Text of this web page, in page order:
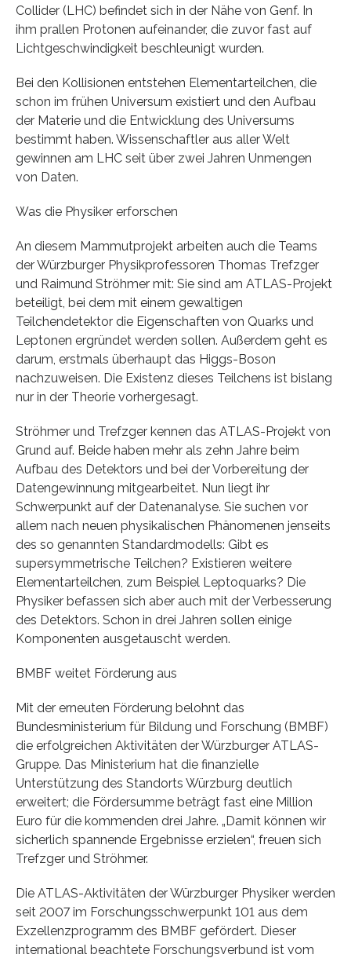
Collider (LHC) befindet sich in der Nähe von Genf. In
ihm prallen Protonen aufeinander, die zuvor fast auf
Lichtgeschwindigkeit beschleunigt wurden.
Bei den Kollisionen entstehen Elementarteilchen, die
schon im frühen Universum existiert und den Aufbau
der Materie und die Entwicklung des Universums
bestimmt haben. Wissenschaftler aus aller Welt
gewinnen am LHC seit über zwei Jahren Unmengen
von Daten.
Was die Physiker erforschen
An diesem Mammutprojekt arbeiten auch die Teams
der Würzburger Physikprofessoren Thomas Trefzger
und Raimund Ströhmer mit: Sie sind am ATLAS-Projekt
beteiligt, bei dem mit einem gewaltigen
Teilchendetektor die Eigenschaften von Quarks und
Leptonen ergründet werden sollen. Außerdem geht es
darum, erstmals überhaupt das Higgs-Boson
nachzuweisen. Die Existenz dieses Teilchens ist bislang
nur in der Theorie vorhergesagt.
Ströhmer und Trefzger kennen das ATLAS-Projekt von
Grund auf. Beide haben mehr als zehn Jahre beim
Aufbau des Detektors und bei der Vorbereitung der
Datengewinnung mitgearbeitet. Nun liegt ihr
Schwerpunkt auf der Datenanalyse. Sie suchen vor
allem nach neuen physikalischen Phänomenen jenseits
des so genannten Standardmodells: Gibt es
supersymmetrische Teilchen? Existieren weitere
Elementarteilchen, zum Beispiel Leptoquarks? Die
Physiker befassen sich aber auch mit der Verbesserung
des Detektors. Schon in drei Jahren sollen einige
Komponenten ausgetauscht werden.
BMBF weitet Förderung aus
Mit der erneuten Förderung belohnt das
Bundesministerium für Bildung und Forschung (BMBF)
die erfolgreichen Aktivitäten der Würzburger ATLAS-
Gruppe. Das Ministerium hat die finanzielle
Unterstützung des Standorts Würzburg deutlich
erweitert; die Fördersumme beträgt fast eine Million
Euro für die kommenden drei Jahre. „Damit können wir
sicherlich spannende Ergebnisse erzielen“, freuen sich
Trefzger und Ströhmer.
Die ATLAS-Aktivitäten der Würzburger Physiker werden
seit 2007 im Forschungsschwerpunkt 101 aus dem
Exzellenzprogramm des BMBF gefördert. Dieser
international beachtete Forschungsverbund ist vom